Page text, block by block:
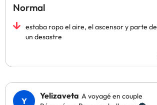
Normal
estaba ropo el aire, el ascensor y parte
un desastre
Yelizaveta A voyagé en couple